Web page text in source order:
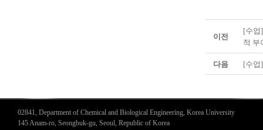
이전
[수업
적 부
다음 [수업
02841, Department of Chemical and Biological Engineering, Korea University
145 Anam-ro, Seongbuk-gu, Seoul, Republic of Korea